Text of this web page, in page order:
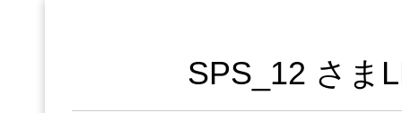
SPS_12 さま